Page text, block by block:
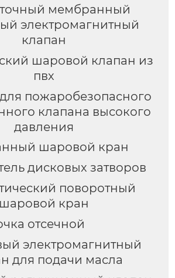
мембранный
электромагнитный
клапан
шаровой клапан из
пвх
пожаробезопасного
клапана высокого
давления
шаровой кран
дисковых затворов
поворотный
шаровой кран
отсечной
электромагнитный
для подачи масла